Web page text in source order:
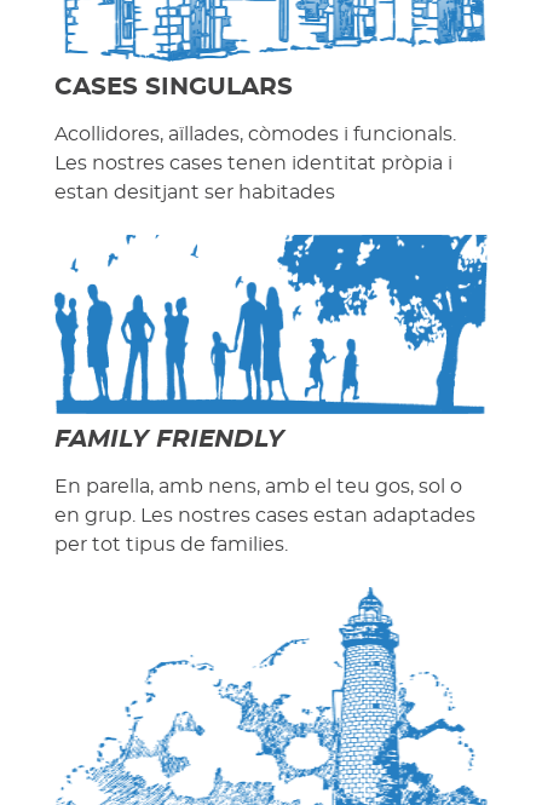
CASES SINGULARS
Acollidores, aïllades, còmodes i funcionals.
Les nostres cases tenen identitat pròpia i
estan desitjant ser habitades
FAMILY FRIENDLY
En parella, amb nens, amb el teu gos, sol o
en grup. Les nostres cases estan adaptades
per tot tipus de families.